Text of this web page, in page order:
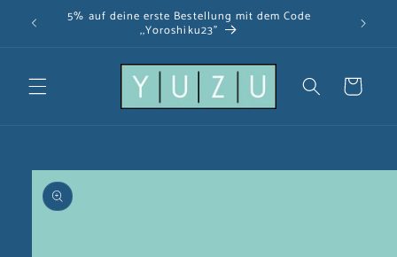
zum 5% auf deine erste Bestellung mit dem Code
,,Yoroshiku23"
Warenkorb